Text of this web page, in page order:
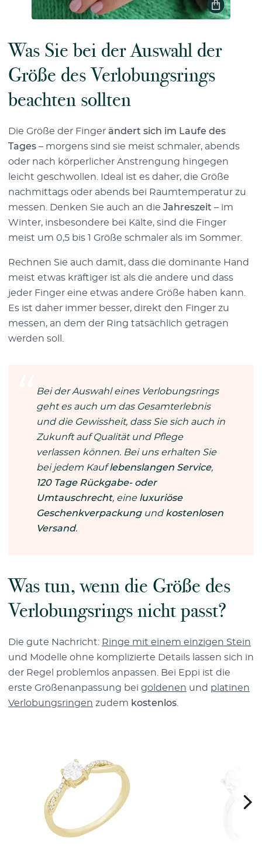
Was Sie bei der Auswahl der
Größe des Verlobungsrings
beachten sollten
Die Größe der Finger ändert sich im Laufe des
Tages – morgens sind sie meist schmaler, abends
oder nach körperlicher Anstrengung hingegen
leicht geschwollen. Ideal ist es daher, die Größe
nachmittags oder abends bei Raumtemperatur zu
messen. Denken Sie auch an die Jahreszeit – im
Winter, insbesondere bei Kälte, sind die Finger
meist um 0,5 bis 1 Größe schmaler als im Sommer.
Rechnen Sie auch damit, dass die dominante Hand
meist etwas kräftiger ist als die andere und dass
jeder Finger eine etwas andere Größe haben kann.
Es ist daher immer besser, direkt den Finger zu
messen, an dem der Ring tatsächlich getragen
werden soll.
Bei der Auswahl eines Verlobungsrings
geht es auch um das Gesamterlebnis
und die Gewissheit, dass Sie sich auch in
Zukunft auf Qualität und Pflege
verlassen können. Bei uns erhalten Sie
bei jedem Kauflebenslangen Service,
120 Tage Rückgabe- oder
Umtauschrecht, eine luxuriöse
Geschenkverpackungund kostenlosen
Versand.
Was tun, wenn die Größe des
Verlobungsrings nicht passt?
Die gute Nachricht: Ringe mit einem einzigen Stein
und Modelle ohne komplizierte Details lassen sich in
der Regel problemlos anpassen. Bei Eppi ist die
erste Größenanpassung bei goldenen und platinen
Verlobungsringen zudem kostenlos.